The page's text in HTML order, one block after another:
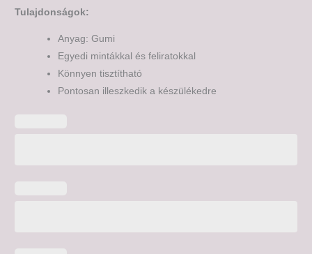
Tulajdonságok:
Anyag: Gumi
Egyedi mintákkal és feliratokkal
Könnyen tisztítható
Pontosan illeszkedik a készülékedre